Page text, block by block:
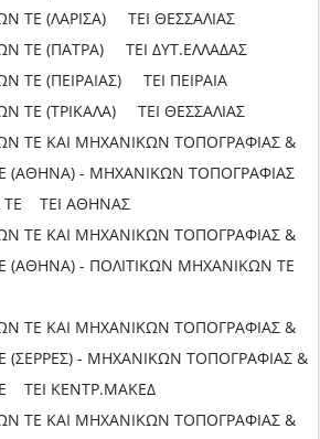
ΤΕ (ΛΑΡΙΣΑ) ΤΕΙ ΘΕΣΣΑΛΙΑΣ
ΤΕ (ΠΑΤΡΑ) ΤΕΙ ΔΥΤ.ΕΛΛΑΔΑΣ
ΤΕ (ΠΕΙΡΑΙΑΣ) ΤΕΙ ΠΕΙΡΑΙΑ
ΤΕ (ΤΡΙΚΑΛΑ) ΤΕΙ ΘΕΣΣΑΛΙΑΣ
ΤΕ ΚΑΙ ΜΗΧΑΝΙΚΩΝ ΤΟΠΟΓΡΑΦΙΑΣ &
(ΑΘΗΝΑ) - ΜΗΧΑΝΙΚΩΝ ΤΟΠΟΓΡΑΦΙΑΣ
ΤΕ ΤΕΙ ΑΘΗΝΑΣ
ΤΕ ΚΑΙ ΜΗΧΑΝΙΚΩΝ ΤΟΠΟΓΡΑΦΙΑΣ &
(ΑΘΗΝΑ) - ΠΟΛΙΤΙΚΩΝ ΜΗΧΑΝΙΚΩΝ ΤΕ
ΤΕ ΚΑΙ ΜΗΧΑΝΙΚΩΝ ΤΟΠΟΓΡΑΦΙΑΣ &
(ΣΕΡΡΕΣ) - ΜΗΧΑΝΙΚΩΝ ΤΟΠΟΓΡΑΦΙΑΣ &
ΤΕΙ ΚΕΝΤΡ.ΜΑΚΕΔ
ΤΕ ΚΑΙ ΜΗΧΑΝΙΚΩΝ ΤΟΠΟΓΡΑΦΙΑΣ &